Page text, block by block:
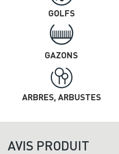
GOLFS
GAZONS
ARBRES, ARBUSTES
AVIS PRODUIT